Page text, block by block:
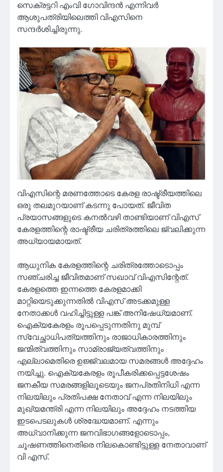
സെക്രട്ടറി എംവി ഗോവിന്ദന്‍ എന്നിവര്‍
ആശുപത്രിയിലെത്തി വിഎസിനെ
സന്ദര്‍ശിച്ചിരുന്നു.
വിഎസിന്റെ മരണത്തോടെ കേരള രാഷ്ട്രീയത്തിലെ
ഒരു തലമുറയാണ് കടന്നു പോയത്. ജീവിത
പ്രയാസങ്ങളുടെ കനല്‍വഴി താണ്ടിയാണ് വിഎസ്
കേരളത്തിന്റെ രാഷ്ട്രീയ ചരിത്രത്തിലെ ജ്വലിക്കുന്ന
അധ്യായമായത്.
ആധുനിക കേരളത്തിന്റെ ചരിത്രത്തോടൊപ്പം
സഞ്ചരിച്ച ജീവിതമാണ് സഖാവ് വിഎസിന്റേത്.
കേരളത്തെ ഇന്നത്തെ കേരളമാക്കി
മാറ്റിയെടുക്കുന്നതില്‍ വിഎസ് അടക്കമുള്ള
നേതാക്കള്‍ വഹിച്ചിട്ടുള്ള പങ്ക് അനിഷേധ്യമാണ്.
ഐക്യകേരളം രൂപപ്പെടുന്നതിനു മുമ്പ്
സ്വേച്ഛാധിപത്യത്തിനും രാജാധികാരത്തിനും
ജന്മിത്വത്തിനും സാമ്രാജ്യത്വത്തിനും
എല്ലാമെതിരെ ഉജ്ജ്വലമായ സമരങ്ങള്‍ അദ്ദേഹം
നയിച്ചു. ഐക്യകേരളം രൂപീകരിക്കപ്പെട്ടശേഷം
ജനകീയ സമരങ്ങളിലൂടെയും ജനപ്രതിനിധി എന്ന
നിലയിലും പ്രതിപക്ഷ നേതാവ് എന്ന നിലയിലും
മുഖ്യമന്ത്രി എന്ന നിലയിലും അദ്ദേഹം നടത്തിയ
ഇടപെടലുകള്‍ ശ്രദ്ധേയമാണ്. എന്നും
അധ്വാനിക്കുന്ന ജനവിഭാഗങ്ങളോടൊപ്പം,
ചൂഷണത്തിനെതിരെ നിലകൊണ്ടിട്ടുള്ള നേതാവാണ്
വി എസ്.